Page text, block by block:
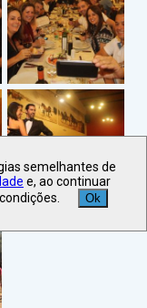
semelhantes de
e, ao continuar
Ok